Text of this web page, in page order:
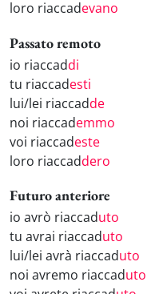
loro riaccadevano
Passato remoto
io riaccaddi
tu riaccadesti
lui/lei riaccadde
noi riaccademmo
voi riaccadeste
loro riaccaddero
Futuro anteriore
io avrò riaccaduto
tu avrai riaccaduto
lui/lei avrà riaccaduto
noi avremo riaccaduto